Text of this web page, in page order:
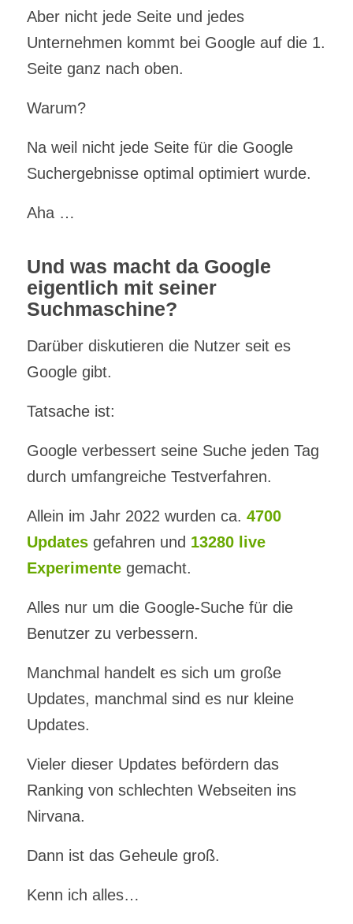
Aber nicht jede Seite und jedes
Unternehmen kommt bei Google auf die 1.
Seite ganz nach oben.
Warum?
Na weil nicht jede Seite für die Google
Suchergebnisse optimal optimiert wurde.
Aha …
Und was macht da Google
eigentlich mit seiner
Suchmaschine?
Darüber diskutieren die Nutzer seit es
Google gibt.
Tatsache ist:
Google verbessert seine Suche jeden Tag
durch umfangreiche Testverfahren.
Allein im Jahr 2022 wurden ca. 4700
Updatesgefahren und 13280 live
Experimentegemacht.
Alles nur um die Google-Suche für die
Benutzer zu verbessern.
Manchmal handelt es sich um große
Updates, manchmal sind es nur kleine
Updates.
Vieler dieser Updates befördern das
Ranking von schlechten Webseiten ins
Nirvana.
Dann ist das Geheule groß.
Kenn ich alles…